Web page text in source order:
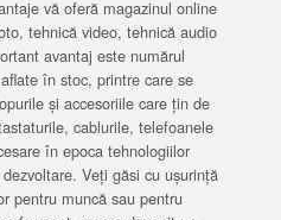
vă oferă magazinul online
tehnică video, tehnică audio
avantaj este numărul
în stoc, printre care se
și accesoriile care țin de
cablurile, telefoanele
în epoca tehnologiilor
Veți găsi cu ușurință
pentru muncă sau pentru